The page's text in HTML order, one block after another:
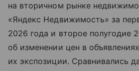
на вторичном рынке
«Яндекс Недвижимость» за
2026 года и второе полугодие
об изменении цен в
их экспозиции. Сравнивались